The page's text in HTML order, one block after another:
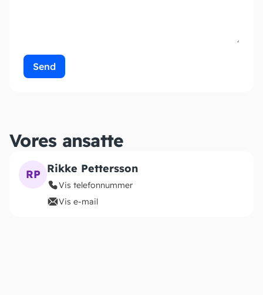
Send
Vores ansatte
RP Rikke Pettersson
Vis telefonnummer
Vis e-mail